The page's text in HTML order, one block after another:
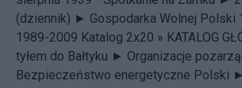
(dziennik) ► Gospodarka Wolnej Polski
1989-2009 Katalog 2x20 » KATALOG
tyłem do Bałtyku ► Organizacje
Bezpieczeństwo energetyczne Polski ►